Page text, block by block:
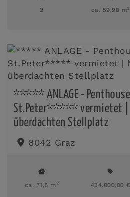
2 ca. 59,98 m2
***** ANLAGE -
St.Peter***** vermietet |
überdachten Stellplatz
8042 Graz
ca. 71,6 m2 434.000,00 €